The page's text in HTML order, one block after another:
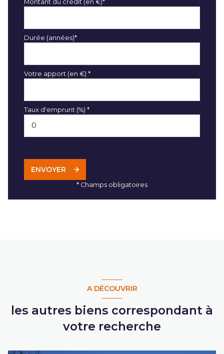
Montant du crédit (en €)*
Durée (années)*
Votre apport (en €) *
Taux d'emprunt (%) *
ENVOYER
* Champs obligatoires
A DÉCOUVRIR
les autres biens correspondant à
votre recherche